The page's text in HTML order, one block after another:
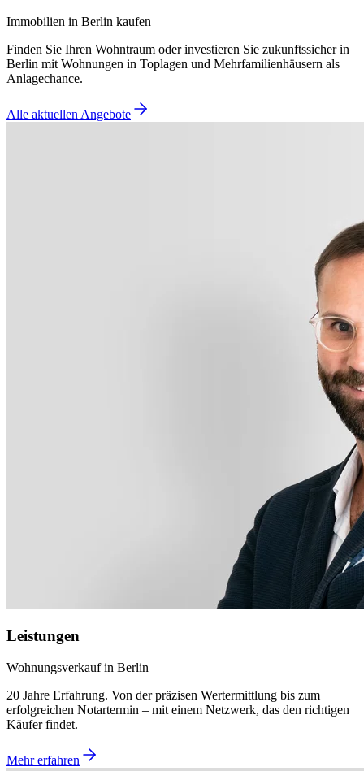
Immobilien in Berlin kaufen
Finden Sie Ihren Wohntraum oder investieren Sie zukunftssicher in
Berlin mit Wohnungen in Toplagen und Mehrfamilienhäusern als
Anlagechance.
Alle aktuellen Angebote
Leistungen
Wohnungsverkauf in Berlin
20 Jahre Erfahrung. Von der präzisen Wertermittlung bis zum
erfolgreichen Notartermin – mit einem Netzwerk, das den richtigen
Käufer findet.
Mehr erfahren